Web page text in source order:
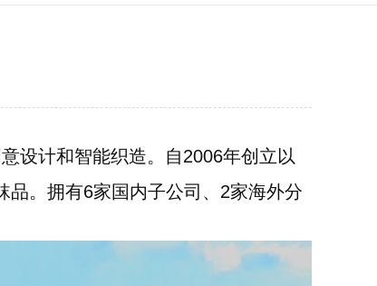
设计和智能织造。自2006年创立以
品。拥有6家国内子公司、2家海外分